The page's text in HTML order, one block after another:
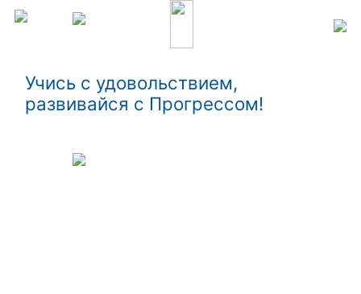
Учись с удовольствием,
развивайся с Прогрессом!